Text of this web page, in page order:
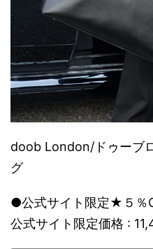
doob London/ドゥーブ
グ
●公式サイト限定★５％
公式サイト限定価格 :